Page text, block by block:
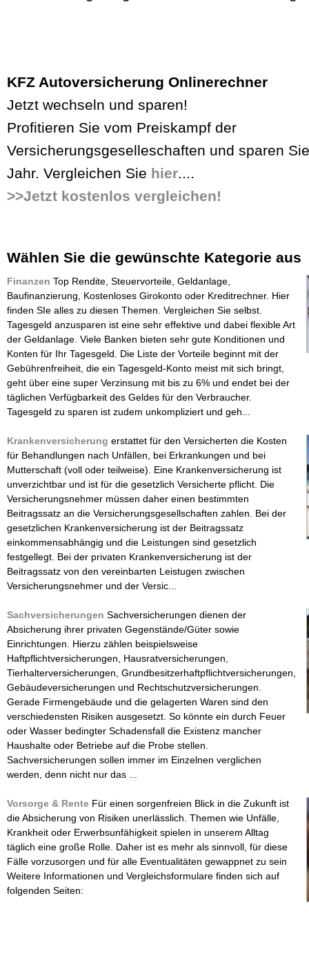
KFZ Autoversicherung Onlinerechner
Jetzt wechseln und sparen!
Profitieren Sie vom Preiskampf der
Versicherungsgeselleschaften und sparen
Jahr. Vergleichen Sie hier....
>>Jetzt kostenlos vergleichen!
Wählen Sie die gewünschte Kategorie aus
Finanzen Top Rendite, Steuervorteile, Geldanlage,
Baufinanzierung, Kostenloses Girokonto oder Kreditrechner. Hier
finden SIe alles zu diesen Themen. Vergleichen Sie selbst.
Tagesgeld anzusparen ist eine sehr effektive und dabei flexible Art
der Geldanlage. Viele Banken bieten sehr gute Konditionen und
Konten für Ihr Tagesgeld. Die Liste der Vorteile beginnt mit der
Gebührenfreiheit, die ein Tagesgeld-Konto meist mit sich bringt,
geht über eine super Verzinsung mit bis zu 6% und endet bei der
täglichen Verfügbarkeit des Geldes für den Verbraucher.
Tagesgeld zu sparen ist zudem unkompliziert und geh...
Krankenversicherung erstattet für den Versicherten die Kosten
für Behandlungen nach Unfällen, bei Erkrankungen und bei
Mutterschaft (voll oder teilweise). Eine Krankenversicherung ist
unverzichtbar und ist für die gesetzlich Versicherte pflicht. Die
Versicherungsnehmer müssen daher einen bestimmten
Beitragssatz an die Versicherungsgesellschaften zahlen. Bei der
gesetzlichen Krankenversicherung ist der Beitragssatz
einkommensabhängig und die Leistungen sind gesetzlich
festgellegt. Bei der privaten Krankenversicherung ist der
Beitragssatz von den vereinbarten Leistugen zwischen
Versicherungsnehmer und der Versic...
Sachversicherungen Sachversicherungen dienen der
Absicherung ihrer privaten Gegenstände/Güter sowie
Einrichtungen. Hierzu zählen beispielsweise
Haftpflichtversicherungen, Hausratversicherungen,
Tierhalterversicherungen, Grundbesitzerhaftpflichtversicherungen,
Gebäudeversicherungen und Rechtschutzversicherungen.
Gerade Firmengebäude und die gelagerten Waren sind den
verschiedensten Risiken ausgesetzt. So könnte ein durch Feuer
oder Wasser bedingter Schadensfall die Existenz mancher
Haushalte oder Betriebe auf die Probe stellen.
Sachversicherungen sollen immer im Einzelnen verglichen
werden, denn nicht nur das ...
Vorsorge & Rente Für einen sorgenfreien Blick in die Zukunft ist
die Absicherung von Risiken unerlässlich. Themen wie Unfälle,
Krankheit oder Erwerbsunfähigkeit spielen in unserem Alltag
täglich eine große Rolle. Daher ist es mehr als sinnvoll, für diese
Fälle vorzusorgen und für alle Eventualitäten gewappnet zu sein
Weitere Informationen und Vergleichsformulare finden sich auf
folgenden Seiten: